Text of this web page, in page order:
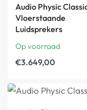
Audio Physic
Vloerstaande
Luidsprekers
Op voorraad
€3.649,00